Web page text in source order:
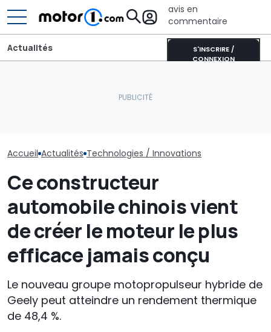
avis en
commentaire
S'INSCRIRE /
CONNEXION
Actualités
Accueil Actualités Technologies / Innovations
Ce constructeur
automobile chinois vient
de créer le moteur le plus
efficace jamais conçu
Le nouveau groupe motopropulseur hybride de
Geely peut atteindre un rendement thermique
de 48,4 %.